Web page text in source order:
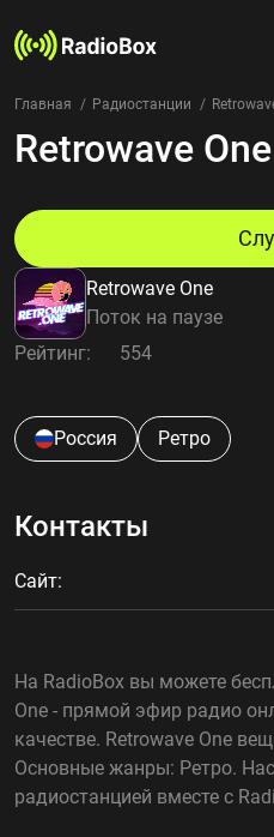
Радиостанции
Страны
Избранное
О нас
Добавить
Конфиденциальность
Главная Радиостанции
Retrowave One
Retrowave One
Поток на паузе
Рейтинг: 554
Россия Ретро
Контакты
Сайт:
На RadioBox вы можете
One - прямой эфир радио
качестве. Retrowave One
Основные жанры: Ретро.
радиостанцией вместе с